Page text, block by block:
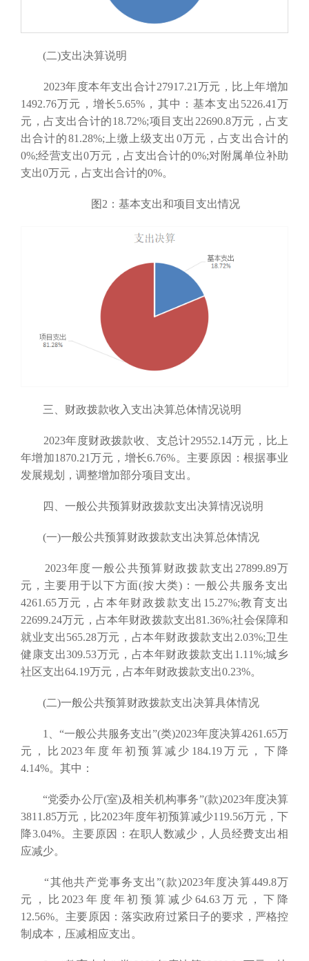
(二)支出决算说明
2023年度本年支出合计27917.21万元，比上年增加
1492.76万元，增长5.65%，其中：基本支出5226.41万
元，占支出合计的18.72%;项目支出22690.8万元，占支
出合计的81.28%;上缴上级支出0万元，占支出合计的
0%;经营支出0万元，占支出合计的0%;对附属单位补助
支出0万元，占支出合计的0%。
图2：基本支出和项目支出情况
三、财政拨款收入支出决算总体情况说明
2023年度财政拨款收、支总计29552.14万元，比上
年增加1870.21万元，增长6.76%。主要原因：根据事业
发展规划，调整增加部分项目支出。
四、一般公共预算财政拨款支出决算情况说明
(一)一般公共预算财政拨款支出决算总体情况
2023年度一般公共预算财政拨款支出27899.89万
元，主要用于以下方面(按大类)：一般公共服务支出
4261.65万元，占本年财政拨款支出15.27%;教育支出
22699.24万元，占本年财政拨款支出81.36%;社会保障和
就业支出565.28万元，占本年财政拨款支出2.03%;卫生
健康支出309.53万元，占本年财政拨款支出1.11%;城乡
社区支出64.19万元，占本年财政拨款支出0.23%。
(二)一般公共预算财政拨款支出决算具体情况
1、“一般公共服务支出”(类)2023年度决算4261.65万
元，比2023年度年初预算减少184.19万元，下降
4.14%。其中：
“党委办公厅(室)及相关机构事务”(款)2023年度决算
3811.85万元，比2023年度年初预算减少119.56万元，下
降3.04%。主要原因：在职人数减少，人员经费支出相
应减少。
“其他共产党事务支出”(款)2023年度决算449.8万
元，比2023年度年初预算减少64.63万元，下降
12.56%。主要原因：落实政府过紧日子的要求，严格控
制成本，压减相应支出。